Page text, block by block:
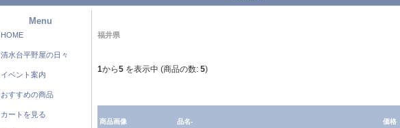
Menu
HOME
清水台平野屋の日々
イベント案内
おすすめの商品
カートを見る
福井県
1から5 を表示中 (商品の数: 5)
商品画像 品名- 価格